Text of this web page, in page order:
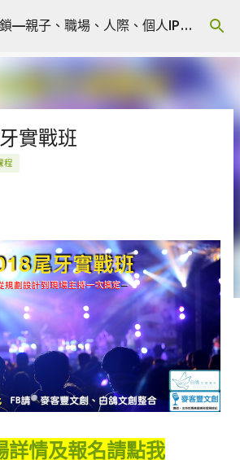
跳到主要內容 下班後開始解鎖—親子、職場、人際、個人IP 🎧 Podcast
實戰班
程
詳情及報名請點我